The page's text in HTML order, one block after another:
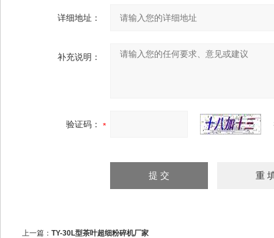
详细地址：
补充说明：
验证码：
上一篇： TY-30L型茶叶超细粉碎机厂家